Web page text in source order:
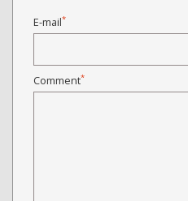
E-mail*
Comment*